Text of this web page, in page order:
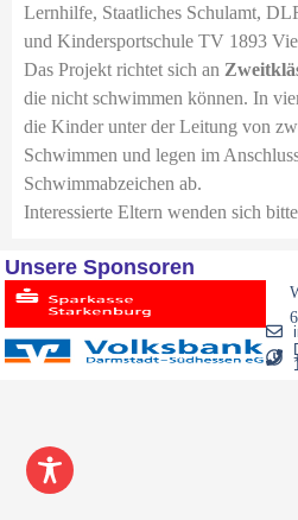
Lernhilfe, Staatliches Schulamt,
und Kindersportschule TV 1893
Das Projekt richtet sich an
die nicht schwimmen können. In
die Kinder unter der Leitung von
Schwimmen und legen im
Schwimmabzeichen ab.
Interessierte Eltern wenden sich
Unsere Sponsoren